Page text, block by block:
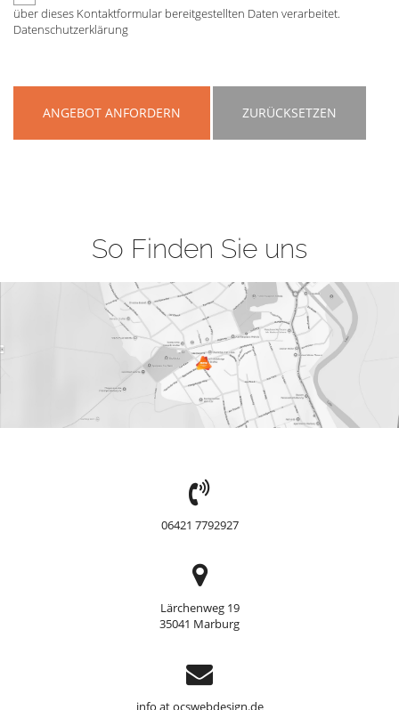
über dieses Kontaktformular bereitgestellten Daten verarbeitet.
Datenschutzerklärung
ANGEBOT ANFORDERN ZURÜCKSETZEN
So Finden Sie uns
TEL:
06421 7792927
Adresse
Lärchenweg 19
35041 Marburg
Support
info at ocswebdesign.de